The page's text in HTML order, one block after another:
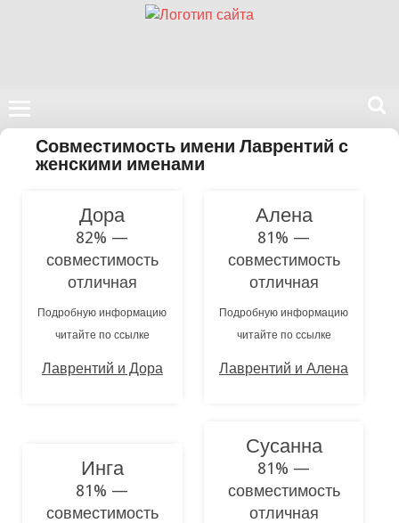
ПоискСовместимость имени Лаврентий с
женскими именами
Дора
82% —
совместимость
отличная
Подробную информацию
читайте по ссылке
Лаврентий и Дора
Алена
81% —
совместимость
отличная
Подробную информацию
читайте по ссылке
Лаврентий и Алена
Инга
81% —
совместимость
Сусанна
81% —
совместимость
отличная